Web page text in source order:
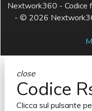
Nextwork360 -
- © 2026
close
Codice
Clicca sul pulsante